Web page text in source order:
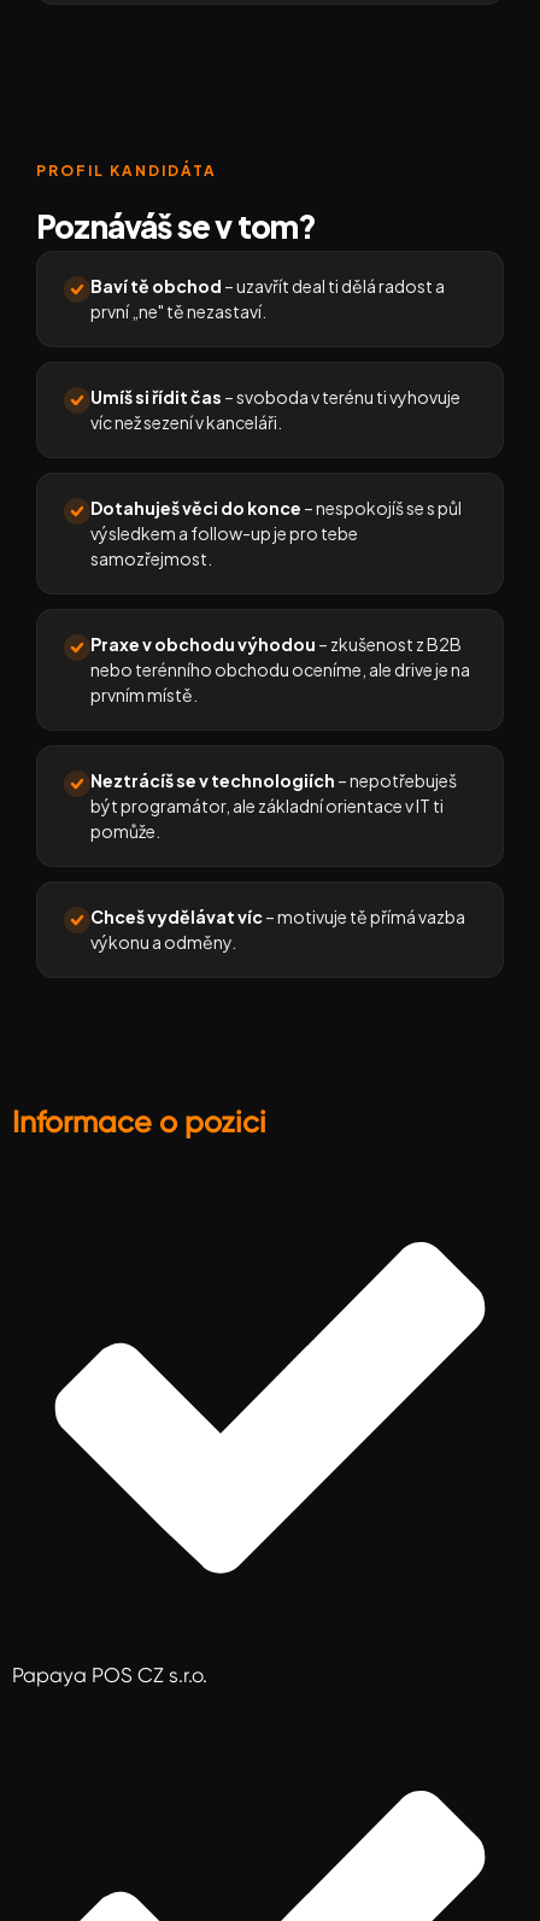
PROFIL KANDIDÁTA
Poznáváš se v tom?
Baví tě obchod – uzavřít deal ti dělá radost a
první „ne" tě nezastaví.
Umíš si řídit čas – svoboda v terénu ti vyhovuje
víc než sezení v kanceláři.
Dotahuješ věci do konce – nespokojíš se s půl
výsledkem a follow-up je pro tebe
samozřejmost.
Praxe v obchodu výhodou – zkušenost z B2B
nebo terénního obchodu oceníme, ale drive je na
prvním místě.
Neztrácíš se v technologiích – nepotřebuješ
být programátor, ale základní orientace v IT ti
pomůže.
Chceš vydělávat víc– motivuje tě přímá vazba
výkonu a odměny.
Informace o pozici
Papaya POS CZ s.r.o.